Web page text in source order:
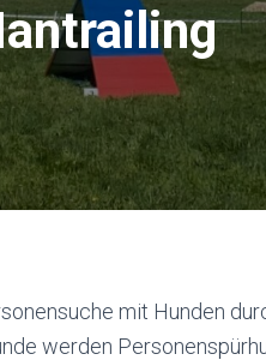
mit Hunden
werden